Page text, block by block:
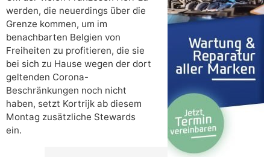
werden, die neuerdings über die
Grenze kommen, um im
benachbarten Belgien von
Freiheiten zu profitieren, die sie
bei sich zu Hause wegen der dort
geltenden Corona-
Beschränkungen noch nicht
haben, setzt Kortrijk ab diesem
Montag zusätzliche Stewards
ein.